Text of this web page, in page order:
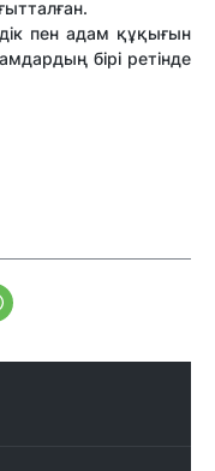
пен адам құқығын
бірі ретінде